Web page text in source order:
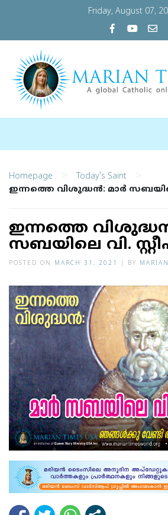
Friday, August 07,
Homepage > Today's Saint >
ഇന്നത്തെ വിശുദ്ധന്‍: മാര്‍
ഇന്നത്തെ
സബയിലെ വി.
POSTED ON MARCH 31, 2021 BY